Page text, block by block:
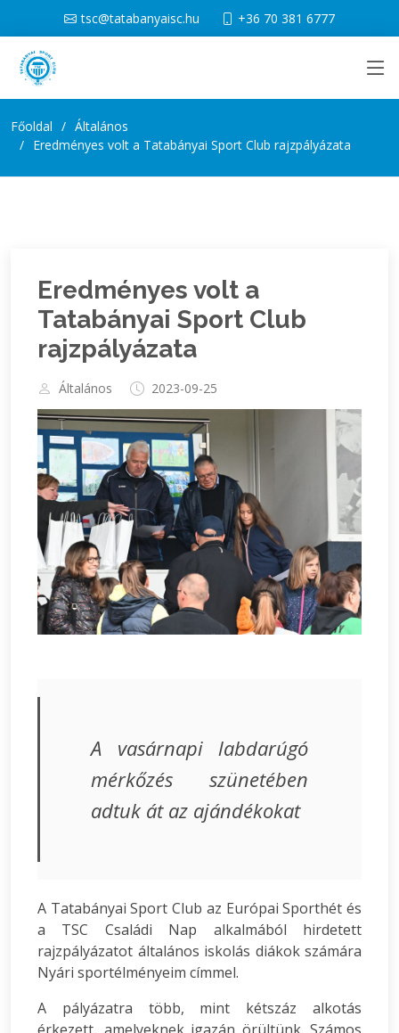
tsc@tatabanyaisc.hu +36 70 381 6777
Főoldal
Általános
Eredményes volt a Tatabányai Sport Club rajzpályázata
Eredményes volt a
Tatabányai Sport Club
rajzpályázata
Általános 2023-09-25
A vasárnapi labdarúgó
mérkőzés szünetében
adtuk át az ajándékokat
A Tatabányai Sport Club az Európai Sporthét és
a TSC Családi Nap alkalmából hirdetett
rajzpályázatot általános iskolás diákok számára
Nyári sportélményeim címmel.
A pályázatra több, mint kétszáz alkotás